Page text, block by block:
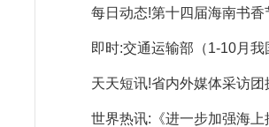
每日动态!第十四届海南书
即时:交通运输部（1-10月
天天短讯!省内外媒体采访团
世界热讯:《进一步加强海